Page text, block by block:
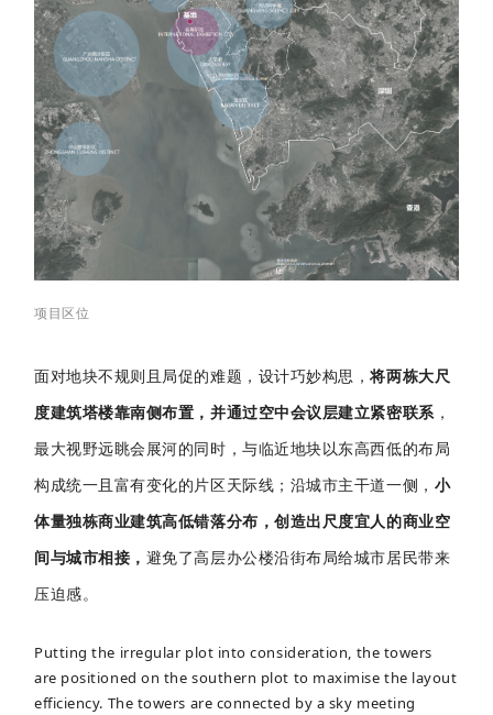
项目区位
面对地块不规则且局促的难题，设计巧妙构思，将两栋大尺
度建筑塔楼靠南侧布置，并通过空中会议层建立紧密联系，
最大视野远眺会展河的同时，与临近地块以东高西低的布局
构成统一且富有变化的片区天际线；沿城市主干道一侧， 小
体量独栋商业建筑高低错落分布，创造出尺度宜人的商业空
间与城市相接， 避免了高层办公楼沿街布局给城市居民带来
压迫感。
Putting the irregular plot into consideration, the towers
are positioned on the southern plot to maximise the layout
efficiency. The towers are connected by a sky meeting